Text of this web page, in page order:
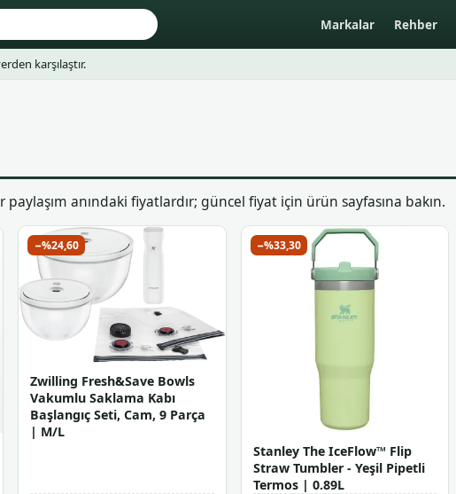
Markalar Rehber
karşılaştır.
paylaşım anındaki fiyatlardır; güncel fiyat için ürün sayfasına bakın.
−%24,60
Zwilling Fresh&Save Bowls
Vakumlu Saklama Kabı
Başlangıç Seti, Cam, 9 Parça
| M/L
−%33,30
Stanley The IceFlow™ Flip
Straw Tumbler - Yeşil Pipetli
Termos | 0.89L